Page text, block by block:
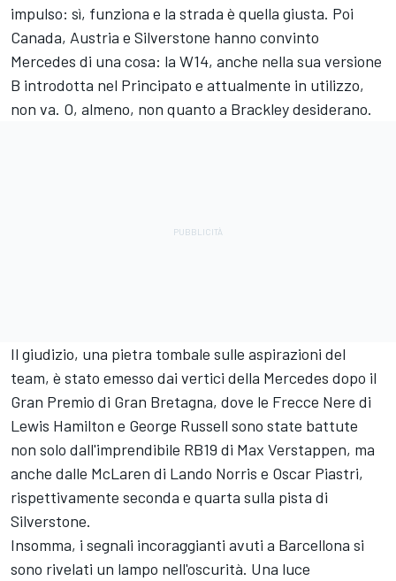
impulso: sì, funziona e la strada è quella giusta. Poi
Canada, Austria e Silverstone hanno convinto
Mercedes di una cosa: la W14, anche nella sua versione
B introdotta nel Principato e attualmente in utilizzo,
non va. O, almeno, non quanto a Brackley desiderano.
Il giudizio, una pietra tombale sulle aspirazioni del
team, è stato emesso dai vertici della Mercedes dopo il
Gran Premio di Gran Bretagna, dove le Frecce Nere di
Lewis Hamilton e George Russell sono state battute
non solo dall'imprendibile RB19 di Max Verstappen, ma
anche dalle McLaren di Lando Norris e Oscar Piastri,
rispettivamente seconda e quarta sulla pista di
Silverstone.
Insomma, i segnali incoraggianti avuti a Barcellona si
sono rivelati un lampo nell'oscurità. Una luce